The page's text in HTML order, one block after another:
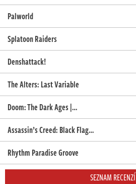
Palworld
Splatoon Raiders
Denshattack!
The Alters: Last Variable
Doom: The Dark Ages |…
Assassin’s Creed: Black Flag…
Rhythm Paradise Groove
SEZNAM RECENZÍ